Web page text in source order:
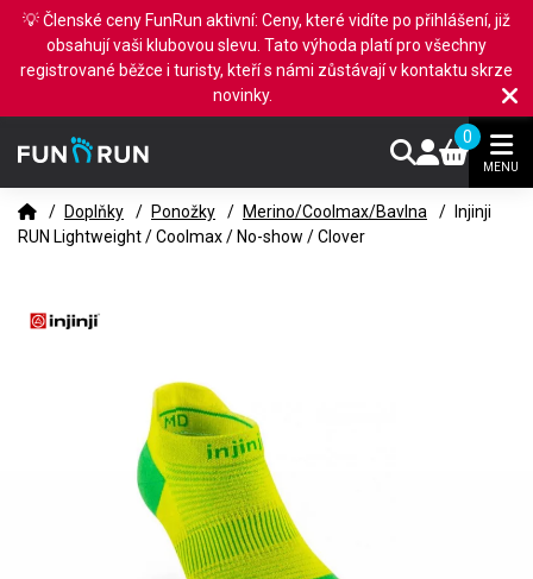
0
MENU
/ Doplňky / Ponožky / Merino/Coolmax/Bavlna /
Injinji
RUN Lightweight / Coolmax / No-show / Clover
💡 Členské ceny FunRun aktivní: Ceny, které vidíte po přihlášení, již
obsahují vaši klubovou slevu. Tato výhoda platí pro všechny
registrované běžce i turisty, kteří s námi zůstávají v kontaktu skrze
novinky.